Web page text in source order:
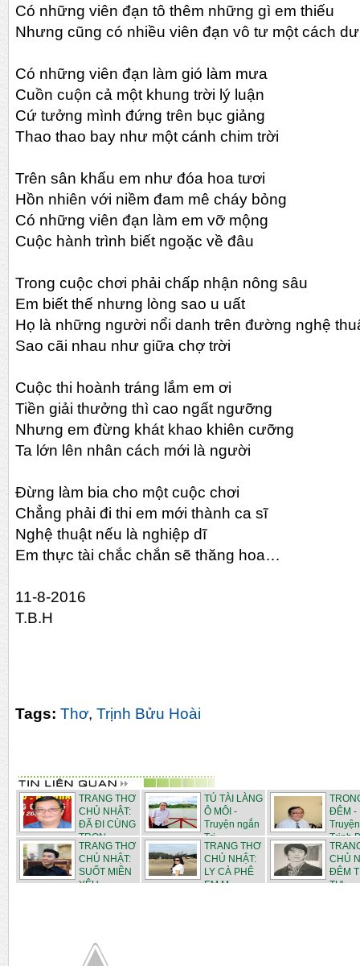
Có những viên đạn tô thêm những gì em thiếu
Nhưng cũng có nhiều viên đạn vô tư một cách
Có những viên đạn làm gió làm mưa
Cuồn cuộn cả một khung trời lý luận
Cứ tưởng mình đứng trên bục giảng
Thao thao bay như một cánh chim trời
Trên sân khấu em như đóa hoa tươi
Hồn nhiên với niềm đam mê cháy bỏng
Có những viên đạn làm em vỡ mộng
Cuộc hành trình biết ngoặc về đâu
Trong cuộc chơi phải chấp nhận nông sâu
Em biết thế nhưng lòng sao u uất
Họ là những người nổi danh trên đường nghệ
Sao cãi nhau như giữa chợ trời
Cuộc thi hoành tráng lắm em ơi
Tiền giải thưởng thì cao ngất ngưỡng
Nhưng em đừng khát khao khiên cưỡng
Ta lớn lên nhân cách mới là người
Đừng làm bia cho một cuộc chơi
Chẳng phải đi thi em mới thành ca sĩ
Nghệ thuật nếu là nghiệp dĩ
Em thực tài chắc chắn sẽ thăng hoa…
11-8-2016
T.B.H
Tags: Thơ, Trịnh Bửu Hoài
TRANG THƠ
CHỦ NHẬT:
ĐÃ ĐI CÙNG
TRON...
TÚ TÀI LÀNG
Ô MÔI -
Truyện ngắn
Trị...
ĐÊM -
Trịnh
TRANG THƠ
CHỦ NHẬT:
SUỐT MIỀN
YÊU -...
TRANG THƠ
CHỦ NHẬT:
LY CÀ PHÊ
EM M...
CHỦ
ĐÊM
TƯ - ...